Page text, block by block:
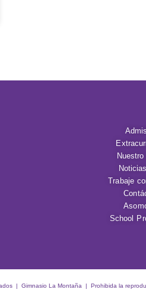
Trabaje
School
| Gimnasio La Montaña | Prohibida la